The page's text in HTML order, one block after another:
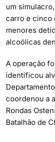
um
carro e cinco
menores
alcoólicas
A operação
identificou
coordenou a
Rondas
Batalhão de